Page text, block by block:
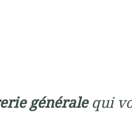
généralequi